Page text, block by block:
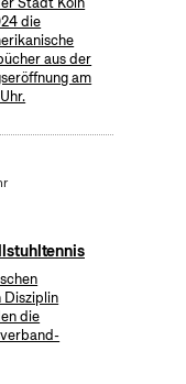
die
aus der
am
Disziplin
die